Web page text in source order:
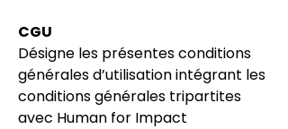
CGU
Désigne les présentes conditions
générales d’utilisation intégrant les
conditionsgénérales tripartites
avec Human for Impact